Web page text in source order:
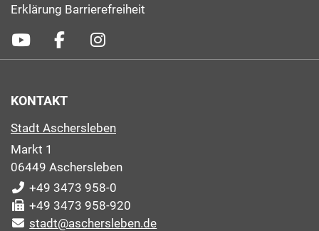
Erklärung Barrierefreiheit
KONTAKT
Stadt Aschersleben
Markt 1
06449 Aschersleben
+49 3473 958-0
+49 3473 958-920
stadt@aschersleben.de